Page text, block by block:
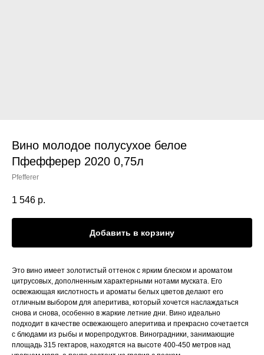
Вино молодое полусухое белое
Пфефферер 2020 0,75л
Pfefferer
1 546 р.
Добавить в корзину
Это вино имеет золотистый оттенок с ярким блеском и ароматом
цитрусовых, дополненным характерными нотами муската. Его
освежающая кислотность и ароматы белых цветов делают его
отличным выбором для аперитива, который хочется наслаждаться
снова и снова, особенно в жаркие летние дни. Вино идеально
подходит в качестве освежающего аперитива и прекрасно сочетается
с блюдами из рыбы и морепродуктов. Виноградники, занимающие
площадь 315 гектаров, находятся на высоте 400-450 метров над